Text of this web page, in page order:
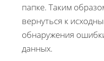
папке. Таким
вернуться к
обнаружения
данных.